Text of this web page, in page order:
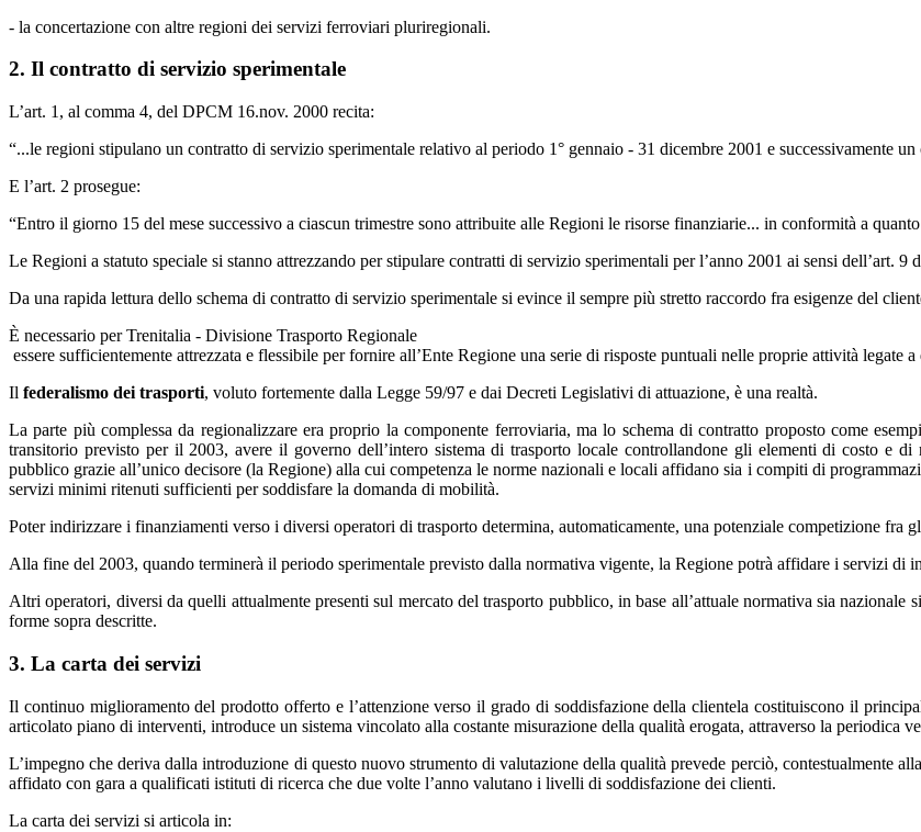
- la concertazione con altre regioni dei servizi ferroviari pluriregionali.
2. Il contratto di servizio sperimentale
L’art. 1, al comma 4, del DPCM 16.nov. 2000 recita:
“...le regioni stipulano un contratto di servizio sperimentale relativo al periodo 1° gennaio - 31 dicembre 2001 e successivamente
E l’art. 2 prosegue:
“Entro il giorno 15 del mese successivo a ciascun trimestre sono attribuite alle Regioni le risorse finanziarie... in conformità a
Le Regioni a statuto speciale si stanno attrezzando per stipulare contratti di servizio sperimentali per l’anno 2001 ai sensi dell’art.
Da una rapida lettura dello schema di contratto di servizio sperimentale si evince il sempre più stretto raccordo fra esigenze del
È necessario per Trenitalia - Divisione Trasporto Regionale
essere sufficientemente attrezzata e flessibile per fornire all’Ente Regione una serie di risposte puntuali nelle proprie attività legate
Il federalismo dei trasporti, voluto fortemente dalla Legge 59/97 e dai Decreti Legislativi di attuazione, è una realtà.
La parte più complessa da regionalizzare era proprio la componente ferroviaria, ma lo schema di contratto proposto come
transitorio previsto per il 2003, avere il governo dell’intero sistema di trasporto locale controllandone gli elementi di costo e
pubblico grazie all’unico decisore (la Regione) alla cui competenza le norme nazionali e locali affidano sia i compiti di
servizi minimi ritenuti sufficienti per soddisfare la domanda di mobilità.
Poter indirizzare i finanziamenti verso i diversi operatori di trasporto determina, automaticamente, una potenziale competizione fra
Alla fine del 2003, quando terminerà il periodo sperimentale previsto dalla normativa vigente, la Regione potrà affidare i servizi di
Altri operatori, diversi da quelli attualmente presenti sul mercato del trasporto pubblico, in base all’attuale normativa sia
forme sopra descritte.
3. La carta dei servizi
Il continuo miglioramento del prodotto offerto e l’attenzione verso il grado di soddisfazione della clientela costituiscono il
articolato piano di interventi, introduce un sistema vincolato alla costante misurazione della qualità erogata, attraverso la periodica
L’impegno che deriva dalla introduzione di questo nuovo strumento di valutazione della qualità prevede perciò, contestualmente
affidato con gara a qualificati istituti di ricerca che due volte l’anno valutano i livelli di soddisfazione dei clienti.
La carta dei servizi si articola in: